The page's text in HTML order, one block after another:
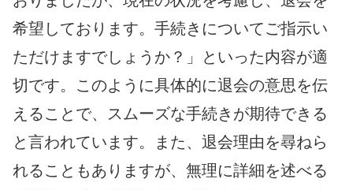
希望しております。手続きについてご指示い
ただけますでしょうか？」といった内容が適
切です。このように具体的に退会の意思を伝
えることで、スムーズな手続きが期待できる
と言われています。また、退会理由を尋ねら
れることもありますが、無理に詳細を述べる